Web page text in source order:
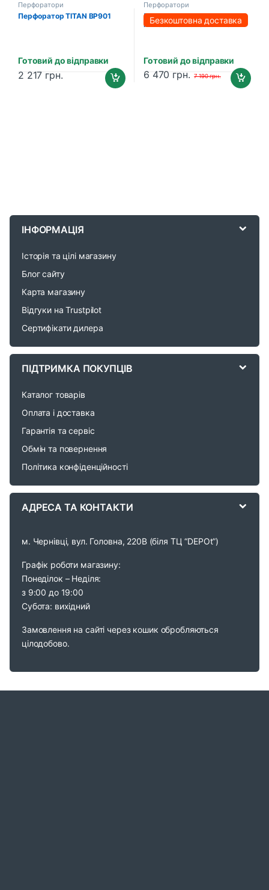
Перфоратори
Перфоратор TITAN BP901
Готовий до відправки
2 217 грн.
Перфоратори
Безкоштовна доставка
Перфоратор PROFI-TEC
RH1850M9 IndustrialLine
Готовий до відправки
6 470 грн. 7 190грн.
C
ІНФОРМАЦІЯ
Історія та цілі магазину
Блог сайту
Карта магазину
Відгуки на Trustpilot
Сертифікати дилера
ПІДТРИМКА ПОКУПЦІВ
Каталог товарів
Оплата і доставка
Гарантія та сервіс
Обмін та повернення
Політика конфіденційності
АДРЕСА ТА КОНТАКТИ
м. Чернівці, вул. Головна, 220В (біля ТЦ “DEPOt”)
Графік роботи магазину:
Понеділок – Неділя:
з 9:00 до 19:00
Субота: вихідний
Замовлення на сайті через кошик обробляються
цілодобово.